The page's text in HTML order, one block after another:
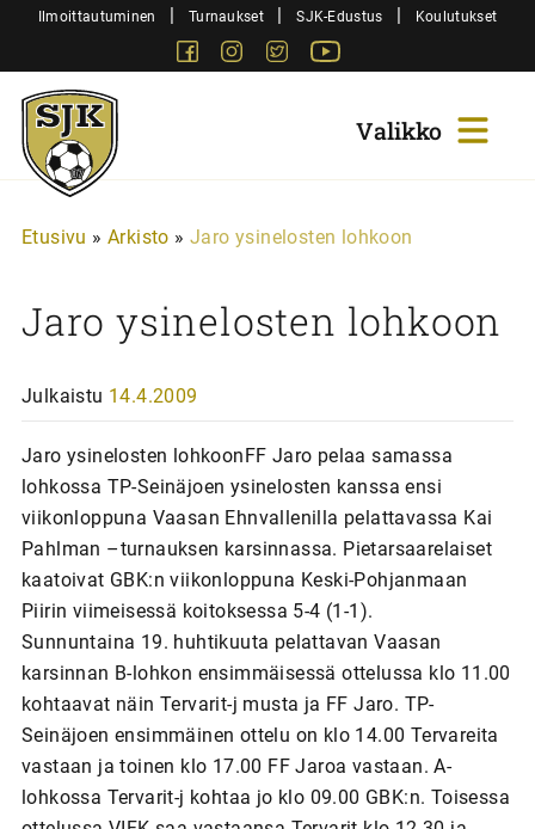
SiirryIlmoittautuminen | Turnaukset | SJK-Edustus | Koulutukset
FacebookInstagram
Twitter
Sjk-
Juniorit
Etusivu » Arkisto » Jaro ysinelosten lohkoon
Jaro ysinelosten lohkoon
Julkaistu 14.4.2009
Jaro ysinelosten lohkoonFF Jaro pelaa samassa
lohkossa TP-Seinäjoen ysinelosten kanssa ensi
viikonloppuna Vaasan Ehnvallenilla pelattavassa Kai
Pahlman –turnauksen karsinnassa. Pietarsaarelaiset
kaatoivat GBK:n viikonloppuna Keski-Pohjanmaan
Piirin viimeisessä koitoksessa 5-4 (1-1).
Sunnuntaina 19. huhtikuuta pelattavan Vaasan
karsinnan B-lohkon ensimmäisessä ottelussa klo 11.00
kohtaavat näin Tervarit-j musta ja FF Jaro. TP-
Seinäjoen ensimmäinen ottelu on klo 14.00 Tervareita
vastaan ja toinen klo 17.00 FF Jaroa vastaan. A-
lohkossa Tervarit-j kohtaa jo klo 09.00 GBK:n. Toisessa